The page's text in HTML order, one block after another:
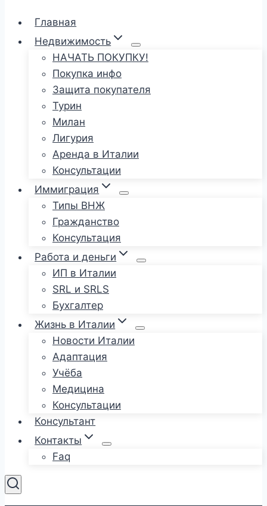
Главная
Недвижимость
НАЧАТЬ ПОКУПКУ!
Покупка инфо
Защита покупателя
Турин
Милан
Лигурия
Аренда в Италии
Консультации
Иммиграция
Типы ВНЖ
Гражданство
Консультация
Работа и деньги
ИП в Италии
SRL и SRLS
Бухгалтер
Жизнь в Италии
Новости Италии
Адаптация
Учёба
Медицина
Консультации
Консультант
Контакты
Faq